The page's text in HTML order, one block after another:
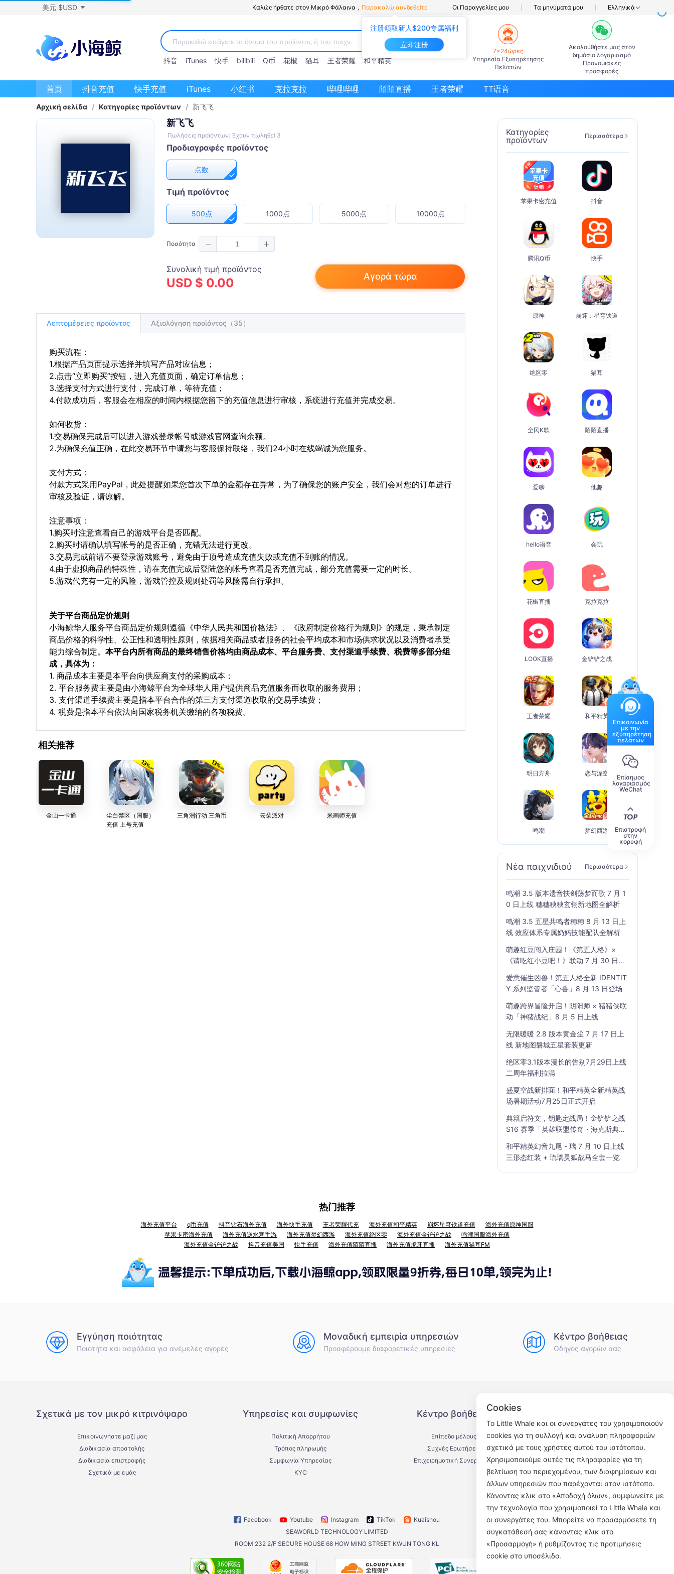
注册领取新人$200专属福利
立即注册
美元 $USD Καλώς ήρθατε στον Μικρό Φάλαινα， Παρακαλώ συνδεθείτε Οι Παραγγελίες μου Τα μηνύματά μου Ελληνικά
抖音 iTunes 快手 bilibili Q币 花椒 猫耳 王者荣耀 和平精英
7×24ώρες
Υπηρεσία Εξυπηρέτησης
Πελατών
Ακολουθήστε μας στον
δημόσιο λογαριασμό
Προνομιακές
προσφορές
首页 抖音充值 快手充值 iTunes 小红书 克拉克拉 哔哩哔哩 陌陌直播 王者荣耀 TT语音
Αρχική σελίδα / Κατηγορίες προϊόντων / 新飞飞
新飞飞
Πωλήσεις προϊόντων: Έχουν πωληθεί 3
Προδιαγραφές προϊόντος
点数
Τιμή προϊόντος
500点 1000点 5000点 10000点
Ποσότητα
Συνολική τιμή προϊόντος
USD $ 0.00 Αγορά τώρα
Λεπτομέρειες προϊόντος Αξιολόγηση προϊόντος（35）
购买流程：
1.根据产品页面提示选择并填写产品对应信息；
2.点击“立即购买”按钮，进入充值页面，确定订单信息；
3.选择支付方式进行支付，完成订单，等待充值；
4.付款成功后，客服会在相应的时间内根据您留下的充值信息进行审核，系统进行充值并完成交易。
如何收货：
1.交易确保完成后可以进入游戏登录帐号或游戏官网查询余额。
2.为确保充值正确，在此交易环节中请您与客服保持联络，我们24小时在线竭诚为您服务。
支付方式：
付款方式采用PayPal，此处提醒如果您首次下单的金额存在异常，为了确保您的账户安全，我们会对您的订单进行
审核及验证，请谅解。
注意事项：
1.购买时注意查看自己的游戏平台是否匹配。
2.购买时请确认填写帐号的是否正确，充错无法进行更改。
3.交易完成前请不要登录游戏账号，避免由于顶号造成充值失败或充值不到账的情况。
4.由于虚拟商品的特殊性，请在充值完成后登陆您的帐号查看是否充值完成，部分充值需要一定的时长。
5.游戏代充有一定的风险，游戏管控及规则处罚等风险需自行承担。
关于平台商品定价规则
小海鲸华人服务平台商品定价规则遵循《中华人民共和国价格法》、《政府制定价格行为规则》的规定，秉承制定
商品价格的科学性、公正性和透明性原则，依据相关商品或者服务的社会平均成本和市场供求状况以及消费者承受
能力综合制定。 本平台内所有商品的最终销售价格均由商品成本、平台服务费、支付渠道手续费、税费等多部分组
成，具体为：
1. 商品成本主要是本平台向供应商支付的采购成本；
2. 平台服务费主要是由小海鲸平台为全球华人用户提供商品充值服务而收取的服务费用；
3. 支付渠道手续费主要是指本平台合作的第三方支付渠道收取的交易手续费；
4. 税费是指本平台依法向国家税务机关缴纳的各项税费。
相关推荐
金山一卡通
尘白禁区（国服）
充值 上号充值
三角洲行动 三角币 云朵派对 米画师充值
Κατηγορίες
προϊόντων
Περισσότερα
苹果卡密充值 抖音
腾讯Q币 快手
原神 崩坏：星穹铁道
绝区零 猫耳
全民K歌 陌陌直播
爱聊 他趣
hello语音 会玩
花椒直播 克拉克拉
LOOK直播 金铲铲之战
王者荣耀 和平精英
明日方舟 恋与深空
鸣潮 梦幻西游
Νέα παιχνιδιού Περισσότερα
鸣潮 3.5 版本遗音扶剑荡梦而歌 7 月 1
0 日上线 穗穗秧秧玄翎新地图全解析
鸣潮 3.5 五星共鸣者穗穗 8 月 13 日上
线 效应体系专属奶妈技能配队全解析
萌趣红豆闯入庄园！《第五人格》×
《请吃红小豆吧！》联动 7 月 30 日开
爱意催生凶兽！第五人格全新 IDENTIT
Y 系列监管者「心兽」8 月 13 日登场
萌趣跨界冒险开启！阴阳师 × 猪猪侠联
动「神猪战纪」8 月 5 日上线
无限暖暖 2.8 版本黄金尘 7 月 17 日上
线 新地图磐城五星套装更新
绝区零3.1版本漫长的告别7月29日上线
二周年福利拉满
盛夏空战新排面！和平精英全新精英战
场暑期活动7月25日正式开启
典籍启符文，钥匙定战局！金铲铲之战
S16 赛季「英雄联盟传奇・海克斯典
和平精英幻音九尾 - 璃 7 月 10 日上线
三形态红装 + 琉璃灵狐战马全套一览
热门推荐
海外充值平台 q币充值 抖音钻石海外充值 海外快手充值 王者荣耀代充 海外充值和平精英 崩坏星穹铁道充值
海外充值原神国服
苹果卡密海外充值
海外充值逆水寒手游 海外充值梦幻西游 海外充值绝区零 海外充值金铲铲之战
鸣潮国服海外充值
海外充值金铲铲之战
抖音充值美国 快手充值 海外充值陌陌直播 海外充值虎牙直播 海外充值猫耳FM
Εγγύηση ποιότητας
Ποιότητα και ασφάλεια για ανέμελες αγορές
Μοναδική εμπειρία υπηρεσιών
Προσφέρουμε διαφορετικές υπηρεσίες
Κέντρο βοήθειας
Οδηγός αγορών σας
Σχετικά με τον μικρό κιτρινόψαρο
Επικοινωνήστε μαζί μας
Διαδικασία αποστολής
Διαδικασία επιστροφής
Σχετικά με εμάς
Υπηρεσίες και συμφωνίες
Πολιτική Απορρήτου
Τρόπος πληρωμής
Συμφωνία Υπηρεσίας
KYC
Κέντρο βοήθειας
Επίπεδο μέλους
Συχνές Ερωτήσεις
Επιχειρηματική Συνεργασία
Επίσημος λογαριασμός WeChat
Facebook Youtube Instagram TikTok
Kuaishou
SEAWORLD TECHNOLOGY LIMITED
ROOM 232 2/F SECURE HOUSE 68 HOW MING STREET KWUN TONG KL
Επικοινωνία
με την
εξυπηρέτηση
πελατών
Επίσημος
λογαριασμός
WeChat
Επιστροφή
στην
κορυφή
Cookies
Το Little Whale και οι συνεργάτες του χρησιμοποιούν
cookies για τη συλλογή και ανάλυση πληροφοριών
σχετικά με τους χρήστες αυτού του ιστότοπου.
Χρησιμοποιούμε αυτές τις πληροφορίες για τη
βελτίωση του περιεχομένου, των διαφημίσεων και
άλλων υπηρεσιών που παρέχονται στον ιστότοπο.
Κάνοντας κλικ στο «Αποδοχή όλων», συμφωνείτε με
την τεχνολογία που χρησιμοποιεί το Little Whale και
οι συνεργάτες του. Μπορείτε να προσαρμόσετε τη
συγκατάθεσή σας κάνοντας κλικ στο
«Προσαρμογή» ή ρυθμίζοντας τις προτιμήσεις
cookie στο υποσέλιδο.